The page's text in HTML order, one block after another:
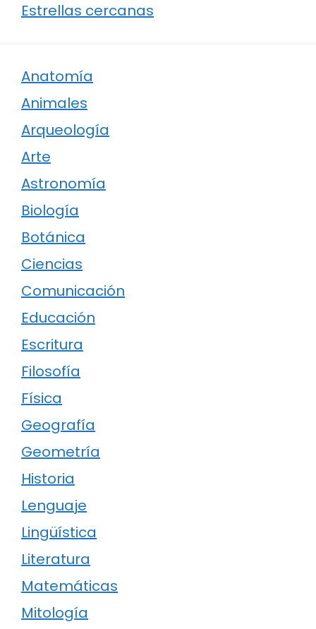
Estrellas cercanas
Anatomía
Animales
Arqueología
Arte
Astronomía
Biología
Botánica
Ciencias
Comunicación
Educación
Escritura
Filosofía
Física
Geografía
Geometría
Historia
Lenguaje
Lingüística
Literatura
Matemáticas
Mitología